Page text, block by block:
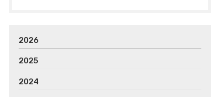
2026
2025
2024